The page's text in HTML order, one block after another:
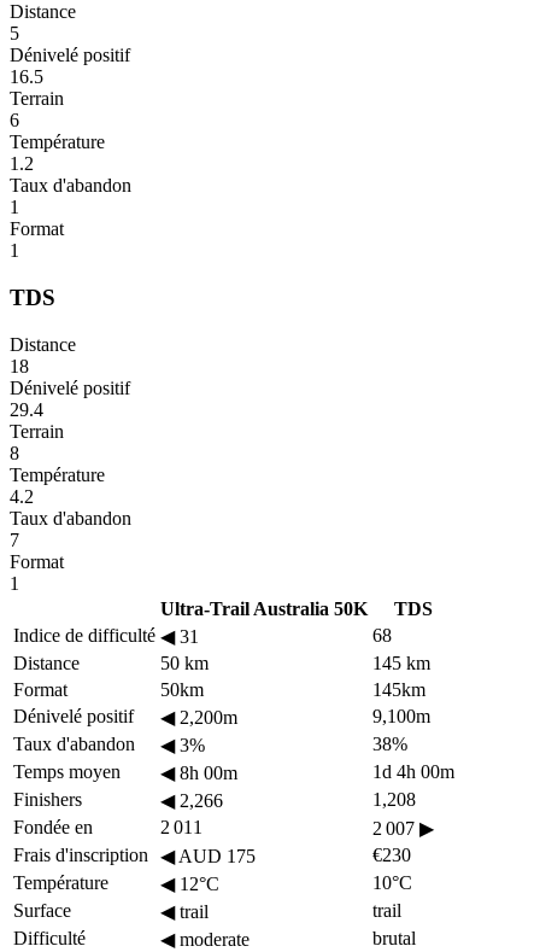
Distance
5
Dénivelé positif
16.5
Terrain
6
Température
1.2
Taux d'abandon
1
Format
1
TDS
Distance
18
Dénivelé positif
29.4
Terrain
8
Température
4.2
Taux d'abandon
7
Format
1
Ultra-Trail Australia 50K
TDS
Indice de difficulté ◀31
68
Distance
50 km
145 km
Format
50km
145km
Dénivelé positif
◀2,200m
9,100m
Taux d'abandon
◀3%
38%
Temps moyen
◀8h 00m
1d 4h 00m
Finishers
◀2,266
1,208
Fondée en
2 011 2 007 ▶
Frais d'inscription
◀AUD 175
€230
Température
◀12°C
10°C
Surface
◀trail
trail
Difficulté
◀moderate
brutal